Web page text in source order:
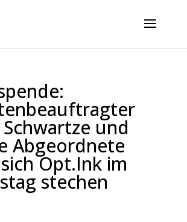
und
Abgeordnete
Opt.Ink im
stechen